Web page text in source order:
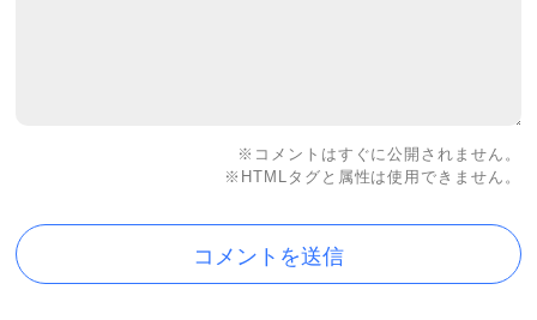
※コメントはすぐに公開されません。
※HTMLタグと属性は使用できません。